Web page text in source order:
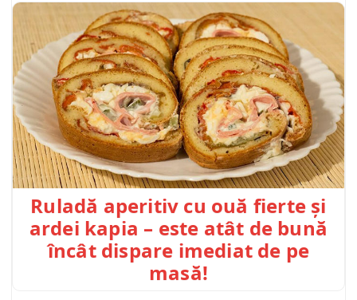
Ruladă aperitiv cu ouă fierte și
ardei kapia – este atât de bună
încât dispare imediat de pe
masă!